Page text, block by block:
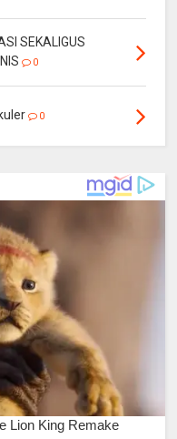
SEKALIGUS
0
0